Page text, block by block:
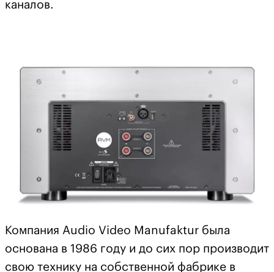
каналов.
Компания Audio Video Manufaktur была
основана в 1986 году и до сих пор производит
свою технику на собственной фабрике в